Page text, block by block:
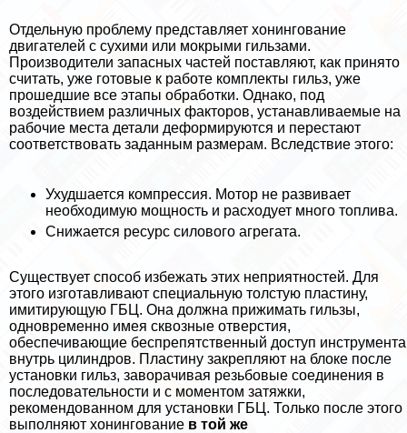
Отдельную проблему представляет хонингование
двигателей с сухими или мокрыми гильзами.
Производители запасных частей поставляют, как принято
считать, уже готовые к работе комплекты гильз, уже
прошедшие все этапы обработки. Однако, под
воздействием различных факторов, устанавливаемые на
рабочие места детали деформируются и перестают
соответствовать заданным размерам. Вследствие этого:
Ухудшается компрессия. Мотор не развивает
необходимую мощность и расходует много топлива.
Снижается ресурс силового агрегата.
Существует способ избежать этих неприятностей. Для
этого изготавливают специальную толстую пластину,
имитирующую ГБЦ. Она должна прижимать гильзы,
одновременно имея сквозные отверстия,
обеспечивающие беспрепятственный доступ инструмента
внутрь цилиндров. Пластину закрепляют на блоке после
установки гильз, заворачивая резьбовые соединения в
последовательности и с моментом затяжки,
рекомендованном для установки ГБЦ. Только после этого
выполняют хонингование в той же